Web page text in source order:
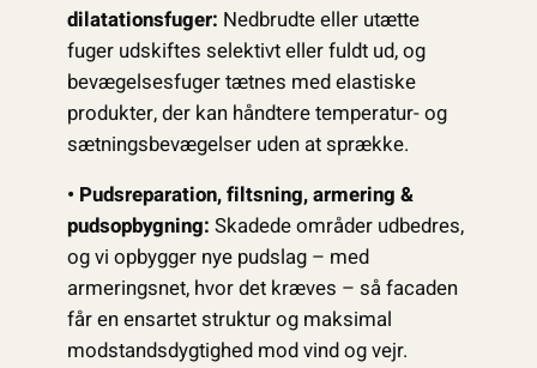
dilatationsfuger: Nedbrudte eller utætte
fuger udskiftes selektivt eller fuldt ud, og
bevægelsesfuger tætnes med elastiske
produkter, der kan håndtere temperatur- og
sætningsbevægelser uden at sprække.
• Pudsreparation, filtsning, armering &
pudsopbygning: Skadede områder udbedres,
og vi opbygger nye pudslag – med
armeringsnet, hvor det kræves – så facaden
får en ensartet struktur og maksimal
modstandsdygtighed mod vind og vejr.